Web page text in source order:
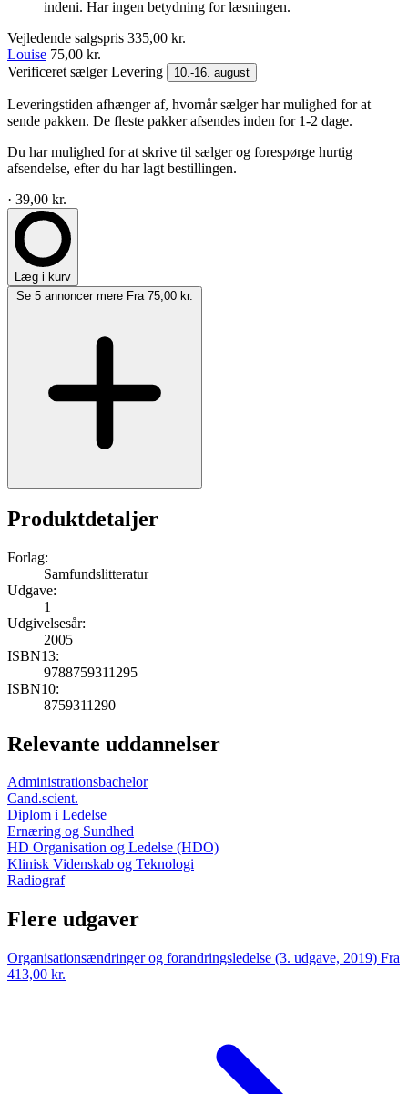
indeni. Har ingen betydning for læsningen.
Vejledende salgspris 335,00 kr.
Louise 75,00 kr.
Verificeret sælgerLevering 10.-16. august
Leveringstiden afhænger af, hvornår sælger har mulighed for at
sende pakken. De fleste pakker afsendes inden for 1-2 dage.
Du har mulighed for at skrive til sælger og forespørge hurtig
afsendelse, efter du har lagt bestillingen.
· 39,00 kr.
Læg i kurv
Se 5 annoncer mere Fra 75,00 kr.
Produktdetaljer
Forlag:
Samfundslitteratur
Udgave:
1
Udgivelsesår:
2005
ISBN13:
9788759311295
ISBN10:
8759311290
Relevante uddannelser
Administrationsbachelor
Cand.scient.
Diplom i Ledelse
Ernæring og Sundhed
HD Organisation og Ledelse (HDO)
Klinisk Videnskab og Teknologi
Radiograf
Flere udgaver
Organisationsændringer og forandringsledelse (3. udgave, 2019) Fra
413,00 kr.